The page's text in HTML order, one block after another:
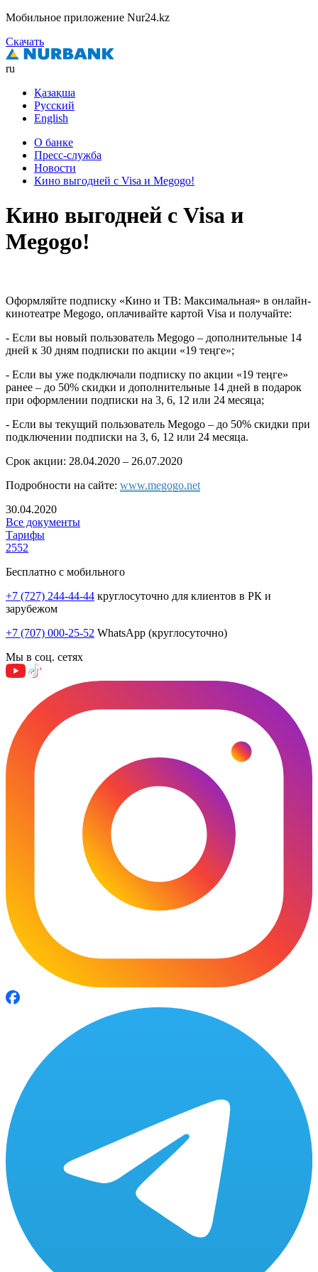
Мобильное приложение Nur24.kz
Скачать
ru
Қазақша
Русский
English
О банке
Пресс-служба
Новости
Кино выгодней с Visa и Megogo!
Кино выгодней с Visa и
Megogo!
Оформляйте подписку «Кино и ТВ: Максимальная» в онлайн-
кинотеатре Megogo, оплачивайте картой Visa и получайте:
- Если вы новый пользователь Megogo – дополнительные 14
дней к 30 дням подписки по акции «19 теңге»;
- Если вы уже подключали подписку по акции «19 теңге»
ранее – до 50% скидки и дополнительные 14 дней в подарок
при оформлении подписки на 3, 6, 12 или 24 месяца;
- Если вы текущий пользователь Megogo – до 50% скидки при
подключении подписки на 3, 6, 12 или 24 месяца.
Срок акции: 28.04.2020 – 26.07.2020
Подробности на сайте: www.megogo.net
30.04.2020
Все документы
Тарифы
2552
Бесплатно с мобильного
+7 (727) 244-44-44 круглосуточно для клиентов в РК и
зарубежом
+7 (707) 000-25-52 WhatsApp (круглосуточно)
Мы в соц. сетях